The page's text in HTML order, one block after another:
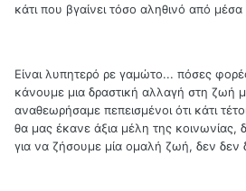
κάτι που βγαίνει τόσο αληθινό από
Είναι λυπητερό ρε γαμώτο... πόσες
κάνουμε μια δραστική αλλαγή στη ζωή
αναθεωρήσαμε πεπεισμένοι ότι κάτι
θα μας έκανε άξια μέλη της κοινωνίας,
για να ζήσουμε μία ομαλή ζωή, δεν δεν